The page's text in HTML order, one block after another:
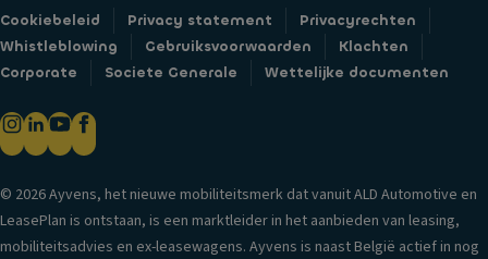
Cookiebeleid Privacy statement
Privacyrechten
Whistleblowing
Gebruiksvoorwaarden
Klachten
Corporate
Societe Generale Wettelijke documenten
© 2026 Ayvens, het nieuwe mobiliteitsmerk dat vanuit ALD Automotive en
LeasePlan is ontstaan, is een marktleider in het aanbieden van leasing,
mobiliteitsadvies en ex-leasewagens. Ayvens is naast België actief in nog